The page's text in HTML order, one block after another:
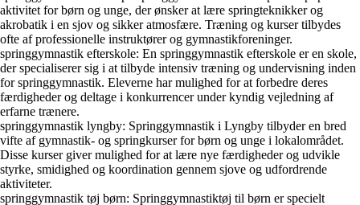
aktivitet for børn og unge, der ønsker at lære springteknikker og
akrobatik i en sjov og sikker atmosfære. Træning og kurser tilbydes
ofte af professionelle instruktører og gymnastikforeninger.
springgymnastik efterskole: En springgymnastik efterskole er en skole,
der specialiserer sig i at tilbyde intensiv træning og undervisning inden
for springgymnastik. Eleverne har mulighed for at forbedre deres
færdigheder og deltage i konkurrencer under kyndig vejledning af
erfarne trænere.
springgymnastik lyngby: Springgymnastik i Lyngby tilbyder en bred
vifte af gymnastik- og springkurser for børn og unge i lokalområdet.
Disse kurser giver mulighed for at lære nye færdigheder og udvikle
styrke, smidighed og koordination gennem sjove og udfordrende
aktiviteter.
springgymnastik tøj børn: Springgymnastiktøj til børn er specielt